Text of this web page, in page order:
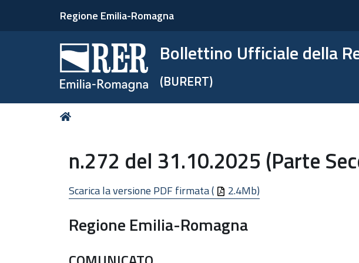
Regione Emilia-Romagna
Bollettino Ufficiale della
(BURERT)
Tu
n.272 del 31.10.2025 (Parte
Scarica la versione PDF firmata ( 2.4Mb)
Regione Emilia-Romagna